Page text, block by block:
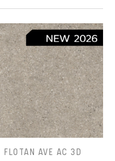
FLOTAN AVE AC 3D